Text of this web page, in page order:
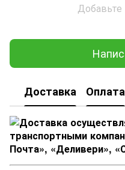
Доставка Оплата